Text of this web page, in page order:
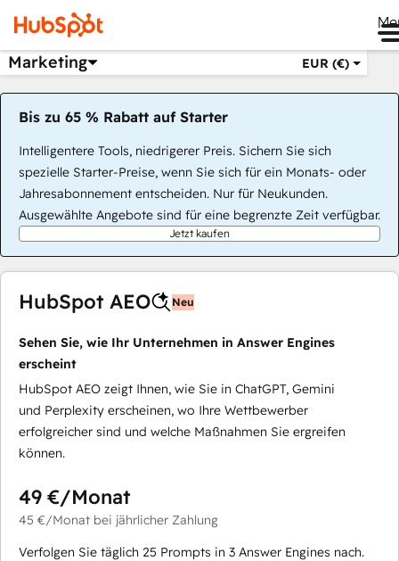
Marketing EUR (€)
Bis zu 65 % Rabatt auf Starter
Intelligentere Tools, niedrigerer Preis. Sichern Sie sich
spezielle Starter-Preise, wenn Sie sich für ein Monats- oder
Jahresabonnement entscheiden. Nur für Neukunden.
Ausgewählte Angebote sind für eine begrenzte Zeit verfügbar.
Jetzt kaufen
HubSpot AEO Neu
Sehen Sie, wie Ihr Unternehmen in Answer Engines
erscheint
HubSpot AEO zeigt Ihnen, wie Sie in ChatGPT, Gemini
und Perplexity erscheinen, wo Ihre Wettbewerber
erfolgreicher sind und welche Maßnahmen Sie ergreifen
können.
49 €/Monat
45 €/Monat bei jährlicher Zahlung
Verfolgen Sie täglich 25 Prompts in 3 Answer Engines nach.